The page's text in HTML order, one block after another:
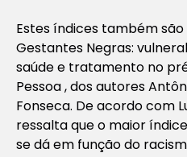
Estes índices também
Gestantes Negras:
saúde e tratamento no
Pessoa , dos autores
Fonseca. De acordo com
ressalta que o maior
se dá em função do